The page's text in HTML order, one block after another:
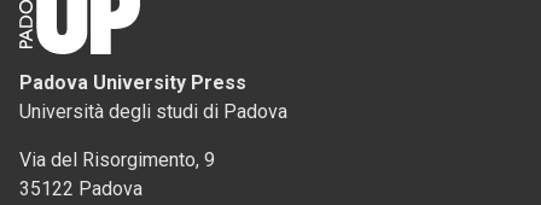
Padova University Press
Università degli studi di Padova
Via del Risorgimento, 9
35122 Padova